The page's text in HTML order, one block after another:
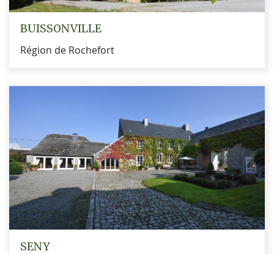
BUISSONVILLE
Région de Rochefort
SENY